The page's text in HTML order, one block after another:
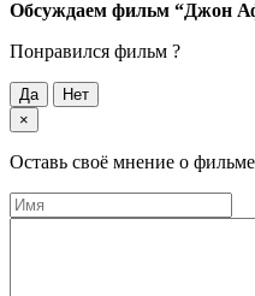
Обсуждаем фильм “Джон
Понравился фильм ?
Да
Нет
×
Оставь своё мнение о фильме